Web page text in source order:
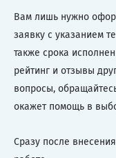
Вам лишь нужно
заявку с указанием
также срока
рейтинг и отзывы
вопросы,
окажет помощь в
Сразу после